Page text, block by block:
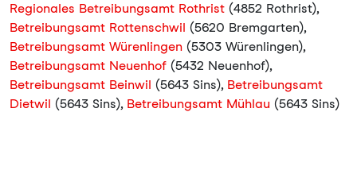
Regionales Betreibungsamt Rothrist (4852 Rothrist),
Betreibungsamt Rottenschwil (5620 Bremgarten),
Betreibungsamt Würenlingen (5303 Würenlingen),
Betreibungsamt Neuenhof (5432 Neuenhof),
Betreibungsamt Beinwil (5643 Sins), Betreibungsamt
Dietwil (5643 Sins), Betreibungsamt Mühlau (5643 Sins)